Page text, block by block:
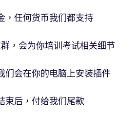
，任何货币我们都支持
，会为你培训考试相关细节
们会在你的电脑上安装插件
束后，付给我们尾款